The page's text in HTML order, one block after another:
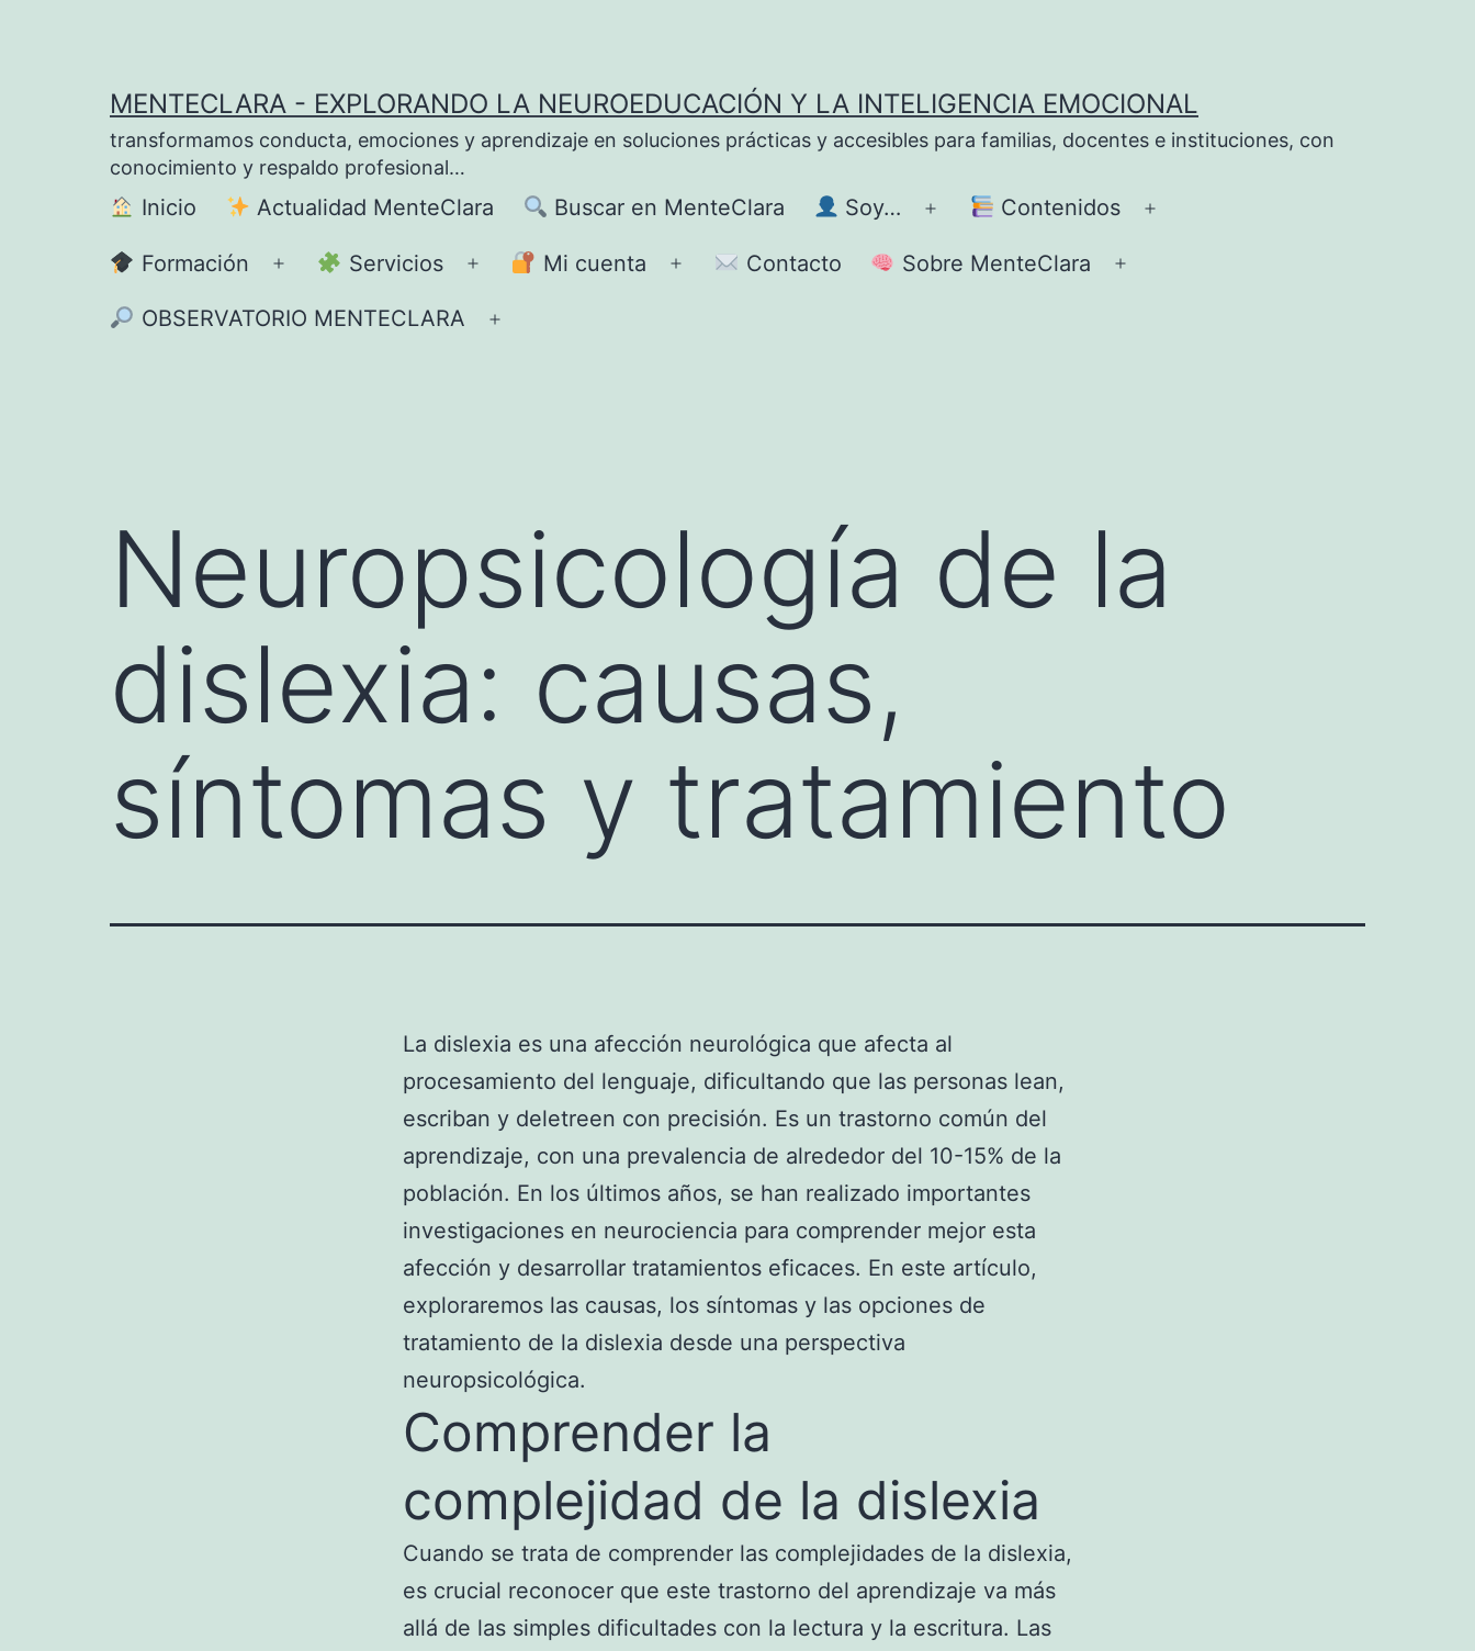
MENTECLARA - EXPLORANDO LA NEUROEDUCACIÓN Y LA INTELIGENCIA EMOCIONAL
transformamos conducta, emociones y aprendizaje en soluciones prácticas y accesibles para familias, docentes e instituciones, con
conocimiento y respaldo profesional…
Inicio Actualidad MenteClara Buscar en MenteClara Soy…
Abrir
el
Contenidos
Formación
Abrir
el
Servicios
Abrir
el
Mi cuenta
Abrir
Contacto Sobre MenteClara
OBSERVATORIO MENTECLARA
Neuropsicología de la
dislexia: causas,
síntomas y tratamiento
La dislexia es una afección neurológica que afecta al
procesamiento del lenguaje, dificultando que las personas lean,
escriban y deletreen con precisión. Es un trastorno común del
aprendizaje, con una prevalencia de alrededor del 10-15% de la
población. En los últimos años, se han realizado importantes
investigaciones en neurociencia para comprender mejor esta
afección y desarrollar tratamientos eficaces. En este artículo,
exploraremos las causas, los síntomas y las opciones de
tratamiento de la dislexia desde una perspectiva
neuropsicológica.
Comprender la
complejidad de la dislexia
Cuando se trata de comprender las complejidades de la dislexia,
es crucial reconocer que este trastorno del aprendizaje va más
allá de las simples dificultades con la lectura y la escritura. Las